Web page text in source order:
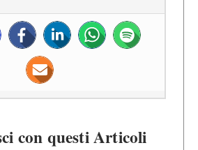
con questi Articoli